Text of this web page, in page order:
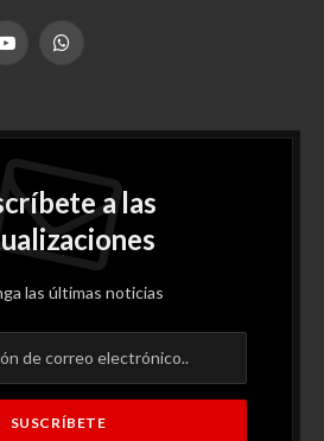
YouTubeWhatsApp
a las
las últimas noticias